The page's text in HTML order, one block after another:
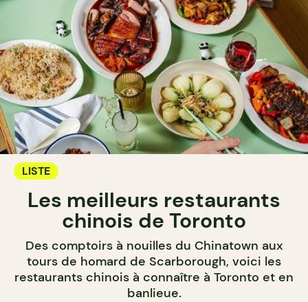
LISTE
Les meilleurs restaurants
chinois de Toronto
Des comptoirs à nouilles du Chinatown aux
tours de homard de Scarborough, voici les
restaurants chinois à connaître à Toronto et en
banlieue.